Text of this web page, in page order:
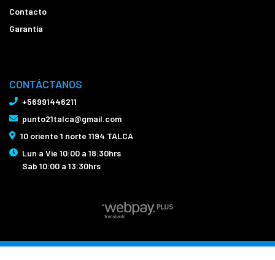
Contacto
Garantía
CONTÁCTANOS
+56991446211
punto21talca@gmail.com
10 oriente 1 norte 1194 TALCA
Lun a Vie 10:00 a 18:30hrs
Sab 10:00 a 13:30hrs